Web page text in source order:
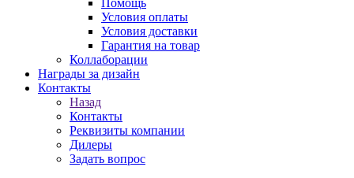
Помощь
Условия оплаты
Условия доставки
Гарантия на товар
Коллаборации
Награды за дизайн
Контакты
Назад
Контакты
Реквизиты компании
Дилеры
Задать вопрос